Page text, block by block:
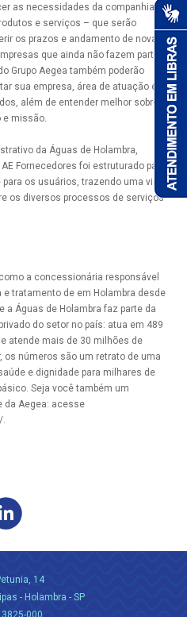
as necessidades da companhia em
e serviços – que serão
os prazos e andamento de novas
que ainda não fazem parte do
Grupo Aegea também poderão
sua empresa, área de atuação e
além de entender melhor sobre os
missão.
da Águas de Holambra,
Fornecedores foi estruturado para
os usuários, trazendo uma visão
os diversos processos de serviços
a concessionária responsável
tratamento de em Holambra desde
a Águas de Holambra faz parte da
do setor no país: atua em 489
atende mais de 30 milhões de
os números são um retrato de uma
e dignidade para milhares de
Seja você também um
da Aegea: acesse
14
- Holambra - SP
000